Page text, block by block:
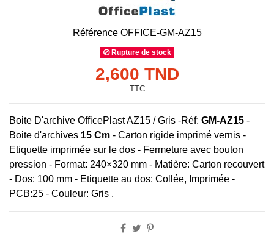
Référence OFFICE-GM-AZ15
Rupture de stock
2,600 TND
TTC
Boite D'archive OfficePlast AZ15 / Gris -Réf: GM-AZ15 -
Boite d'archives 15 Cm - Carton rigide imprimé vernis -
Etiquette imprimée sur le dos - Fermeture avec bouton
pression - Format: 240×320 mm - Matière: Carton recouvert
- Dos: 100 mm - Etiquette au dos: Collée, Imprimée -
PCB:25 - Couleur: Gris .